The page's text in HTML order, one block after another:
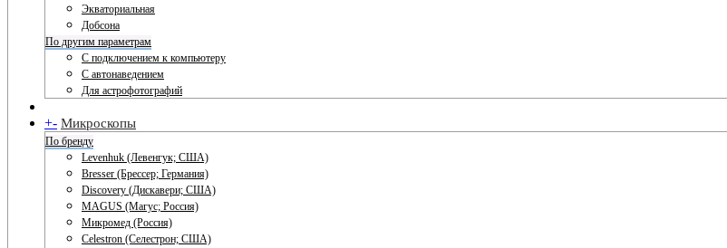
Экваториальная
Добсона
По другим параметрам
С подключением к компьютеру
С автонаведением
Для астрофотографий
+- Микроскопы
По бренду
Levenhuk (Левенгук; США)
Bresser (Брессер; Германия)
Discovery (Дискавери; США)
MAGUS (Магус; Россия)
Микромед (Россия)
Celestron (Селестрон; США)